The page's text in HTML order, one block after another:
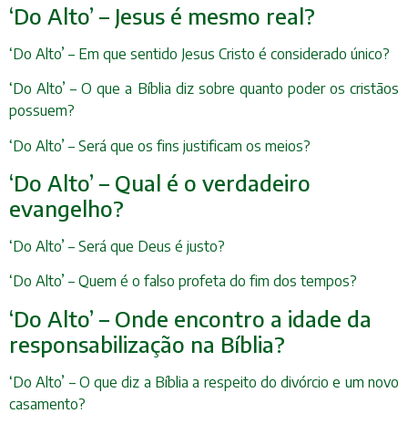
‘Do Alto’ – Jesus é mesmo real?
‘Do Alto’ – Em que sentido Jesus Cristo é considerado único?
‘Do Alto’ – O que a Bíblia diz sobre quanto poder os cristãos
possuem?
‘Do Alto’ – Será que os fins justificam os meios?
‘Do Alto’ – Qual é o verdadeiro
evangelho?
‘Do Alto’ – Será que Deus é justo?
‘Do Alto’ – Quem é o falso profeta do fim dos tempos?
‘Do Alto’ – Onde encontro a idade da
responsabilização na Bíblia?
‘Do Alto’ – O que diz a Bíblia a respeito do divórcio e um novo
casamento?